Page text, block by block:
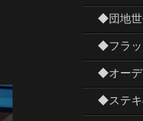
◆団地
◆フラッ
◆オーデ
◆ステキ